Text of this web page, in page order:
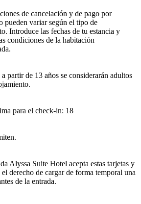
de cancelación y de pago por
pueden variar según el tipo de
Introduce las fechas de tu estancia y
condiciones de la habitación
partir de 13 años se considerarán adultos
para el check-in: 18
Alyssa Suite Hotel acepta estas tarjetas y
el derecho de cargar de forma temporal una
de la entrada.